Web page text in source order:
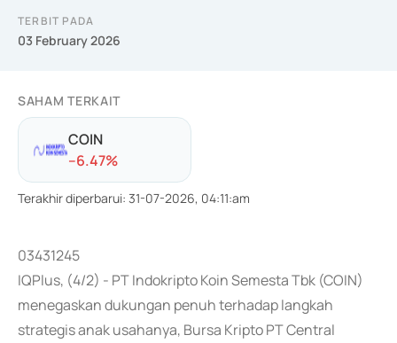
TERBIT PADA
03 February 2026
SAHAM TERKAIT
COIN
--6.47%
Terakhir diperbarui: 31-07-2026, 04:11:am
03431245
IQPlus, (4/2) - PT Indokripto Koin Semesta Tbk (COIN)
menegaskan dukungan penuh terhadap langkah
strategis anak usahanya, Bursa Kripto PT Central